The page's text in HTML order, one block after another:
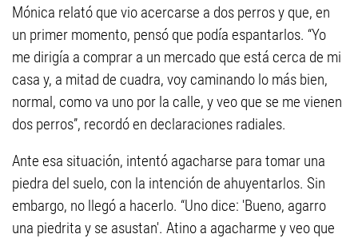
Mónica relató que vio acercarse a dos perros y que, en
un primer momento, pensó que podía espantarlos. “Yo
me dirigía a comprar a un mercado que está cerca de mi
casa y, a mitad de cuadra, voy caminando lo más bien,
normal, como va uno por la calle, y veo que se me vienen
dos perros”, recordó en declaraciones radiales.
Ante esa situación, intentó agacharse para tomar una
piedra del suelo, con la intención de ahuyentarlos. Sin
embargo, no llegó a hacerlo. “Uno dice: 'Bueno, agarro
una piedrita y se asustan'. Atino a agacharme y veo que